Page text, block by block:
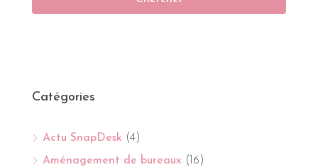
Catégories
Actu SnapDesk (4)
Aménagement de bureaux (16)